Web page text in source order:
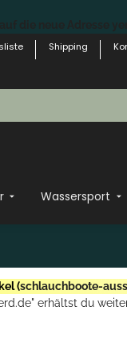
Shipping
Wassersport
(schlauchboote-
erhältst du